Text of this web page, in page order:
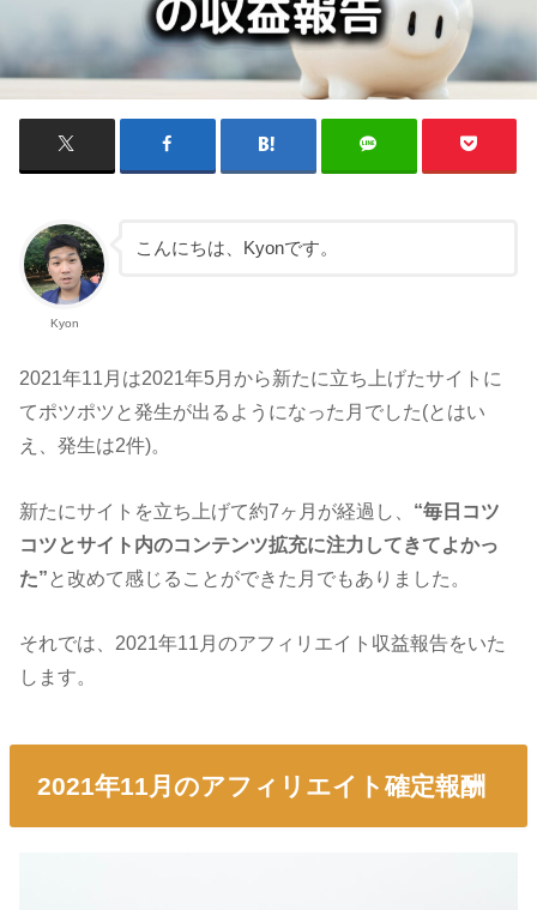
Kyon
こんにちは、Kyonです。
2021年11月は2021年5月から新たに立ち上げたサイトに
てポツポツと発生が出るようになった月でした(とはい
え、発生は2件)。
新たにサイトを立ち上げて約7ヶ月が経過し、 “毎日コツ
コツとサイト内のコンテンツ拡充に注力してきてよかっ
た” と改めて感じることができた月でもありました。
それでは、2021年11月のアフィリエイト収益報告をいた
します。
2021年11月のアフィリエイト確定報酬